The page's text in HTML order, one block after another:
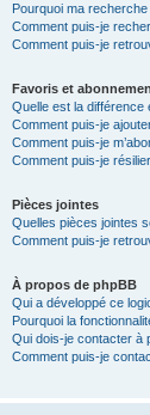
Pourquoi ma
Comment puis-je
Comment puis-je
Favoris et
Quelle est la différence
Comment puis-je
Comment puis-je
Comment puis-je
Pièces jointes
Quelles pièces jointes
Comment puis-je
À propos de phpBB
Qui a développé ce
Pourquoi la
Qui dois-je contacter à
Comment puis-je